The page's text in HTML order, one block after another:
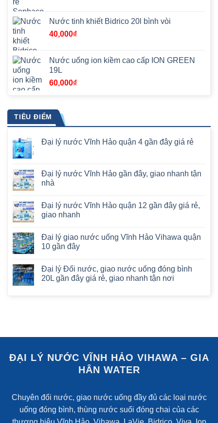
Nước tinh khiết Bidrico 20l bình vòi
40,000₫
Nước uống ion kiềm cao cấp ION GREEN
19L
60,000₫
TIÊU ĐIỂM
Đại lý nước Vĩnh Hảo quận 4 gần đây giá rẻ
Đại lý nước Vĩnh Hảo gần đây, giao nhanh tận
nhà
Đại lý nước Vĩnh Hảo quận 12 gần đây giá rẻ,
giao nhanh
Đại lý giao nước uống Vĩnh Hảo Vihawa quận
10 gần đây
Đại lý Đổi nước, giao nước uống đóng bình
20L gần đây giá rẻ, giao nhanh tận nơi
ĐẠI LÝ NƯỚC VĨNH HẢO VIHAWA – GIA
HÂN WATER
Chuyên đổi nước, giao nước uống đầy đủ các loại nước
uống đóng bình, thùng nước suối đóng chai của các